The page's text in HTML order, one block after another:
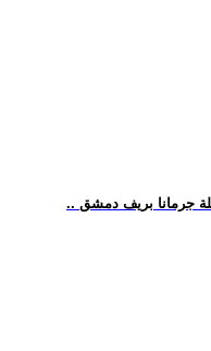
جرمانا بريف دمشق